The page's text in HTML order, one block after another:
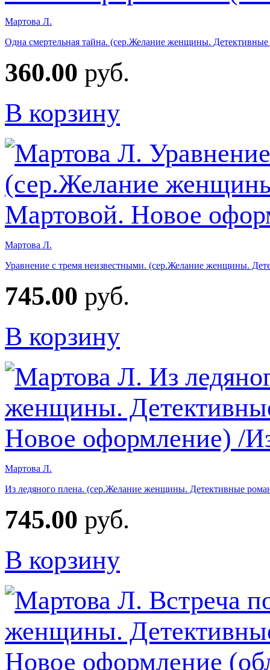
Мартова Л.
Одна смертельная тайна. (сер.Желание женщины.
360.00 руб.
В корзину
Мартова Л.
Уравнение с тремя неизвестными. (сер.Желание женщины.
745.00 руб.
В корзину
Мартова Л.
Из ледяного плена. (сер.Желание женщины. Детективные
745.00 руб.
В корзину